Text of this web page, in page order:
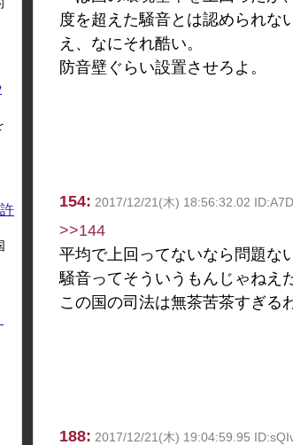
度を超えた騒音とは認められな
え、なにそれ酷い。
防音壁ぐらい設置させろよ。
154: 2017/12/21(木) 18:56:32.02
>>144
平均で上回ってないなら問題な
騒音ってそういうもんじゃねえ
この国の司法は無茶苦茶すぎる
188: 2017/12/21(木) 19:04:59.95